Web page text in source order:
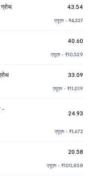
43.54
एयूएम - ₹4,327
40.60
एयूएम - ₹10,529
33.09
एयूएम - ₹11,019
-
24.93
एयूएम - ₹1,672
20.58
एयूएम - ₹100,858